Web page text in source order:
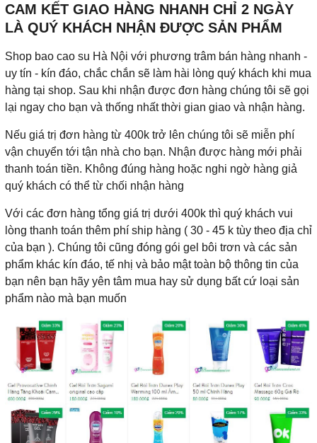
CAM KẾT GIAO HÀNG NHANH CHỈ 2 NGÀY
LÀ QUÝ KHÁCH NHẬN ĐƯỢC SẢN PHẨM
Shop bao cao su Hà Nội với phương trâm bán hàng nhanh -
uy tín - kín đáo, chắc chắn sẽ làm hài lòng quý khách khi mua
hàng tại shop. Sau khi nhận được đơn hàng chúng tôi sẽ gọi
lại ngay cho bạn và thống nhất thời gian giao và nhận hàng.
Nếu giá trị đơn hàng từ 400k trở lên chúng tôi sẽ miễn phí
vận chuyển tới tận nhà cho bạn. Nhận được hàng mới phải
thanh toán tiền. Không đúng hàng hoặc nghi ngờ hàng giả
quý khách có thể từ chối nhận hàng
Với các đơn hàng tổng giá trị dưới 400k thì quý khách vui
lòng thanh toán thêm phí ship hàng ( 30 - 45 k tùy theo địa chỉ
của bạn ). Chúng tôi cũng đóng gói gel bôi trơn và các sản
phẩm khác kín đáo, tế nhị và bảo mật toàn bộ thông tin của
bạn nên bạn hãy yên tâm mua hay sử dụng bất cứ loại sản
phẩm nào mà bạn muốn